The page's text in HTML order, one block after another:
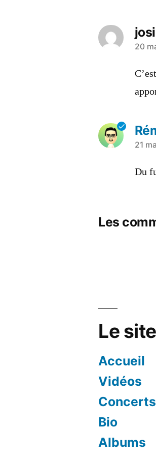
josi
a
dit :
20
a
dit :
21
Du
Les
Le site
Accueil
Vidéos
Concerts
Bio
Albums